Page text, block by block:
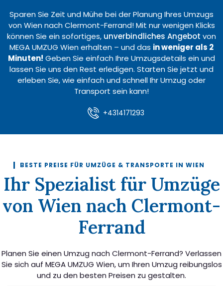
Sparen Sie Zeit und Mühe bei der Planung Ihres Umzugs
von Wien nach Clermont-Ferrand! Mit nur wenigen Klicks
können Sie ein sofortiges, unverbindliches Angebot von
MEGA UMZUG Wien erhalten – und das in weniger als 2
Minuten! Geben Sie einfach Ihre Umzugsdetails ein und
lassen Sie uns den Rest erledigen. Starten Sie jetzt und
erleben Sie, wie einfach und schnell Ihr Umzug oder
Transport sein kann!
+4314171293
BESTE PREISE FÜR UMZÜGE & TRANSPORTE IN WIEN
Ihr Spezialist für Umzüge
von Wien nach Clermont-
Ferrand
Planen Sie einen Umzug nach Clermont-Ferrand? Verlassen
Sie sich auf MEGA UMZUG Wien, um Ihren Umzug reibungslos
und zu den besten Preisen zu gestalten.